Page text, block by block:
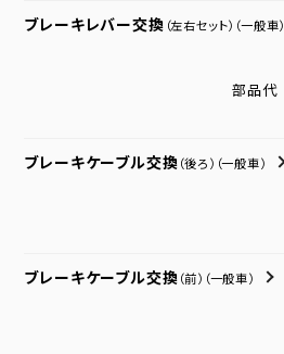
ブレーキレバー交換 （左右セット） （一般車）
部品代
ブレーキケーブル交換 （後ろ） （一般車）
ブレーキケーブル交換 （前） （一般車）